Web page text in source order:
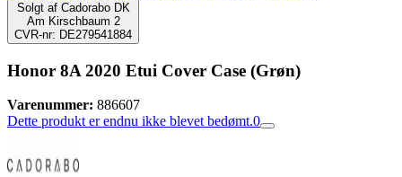
Solgt af Cadorabo DK
Am Kirschbaum 2
CVR-nr: DE279541884
Honor 8A 2020 Etui Cover Case (Grøn)
Varenummer: 886607
Dette produkt er endnu ikke blevet bedømt.0